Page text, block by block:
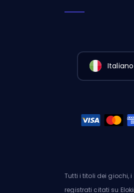
Italiano
Tutti i titoli dei giochi,
registrati citati su